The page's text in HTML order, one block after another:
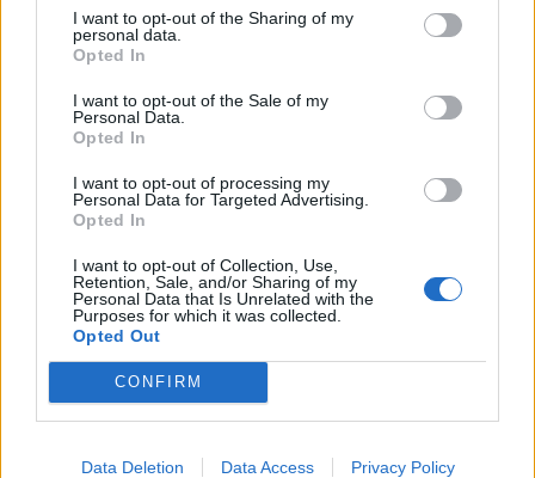
I want to opt-out of the Sharing of my
personal data.
Opted In
I want to opt-out of the Sale of my
Personal Data.
Opted In
I want to opt-out of processing my
Personal Data for Targeted Advertising.
Opted In
I want to opt-out of Collection, Use,
Retention, Sale, and/or Sharing of my
Personal Data that Is Unrelated with the
Purposes for which it was collected.
Opted Out
CONFIRM
Data Deletion Data Access Privacy Policy
Máltai kaland 7.
10 tanács, ha jobban akarod érezni magad
Egy ház, amely a tengerre és a fényre